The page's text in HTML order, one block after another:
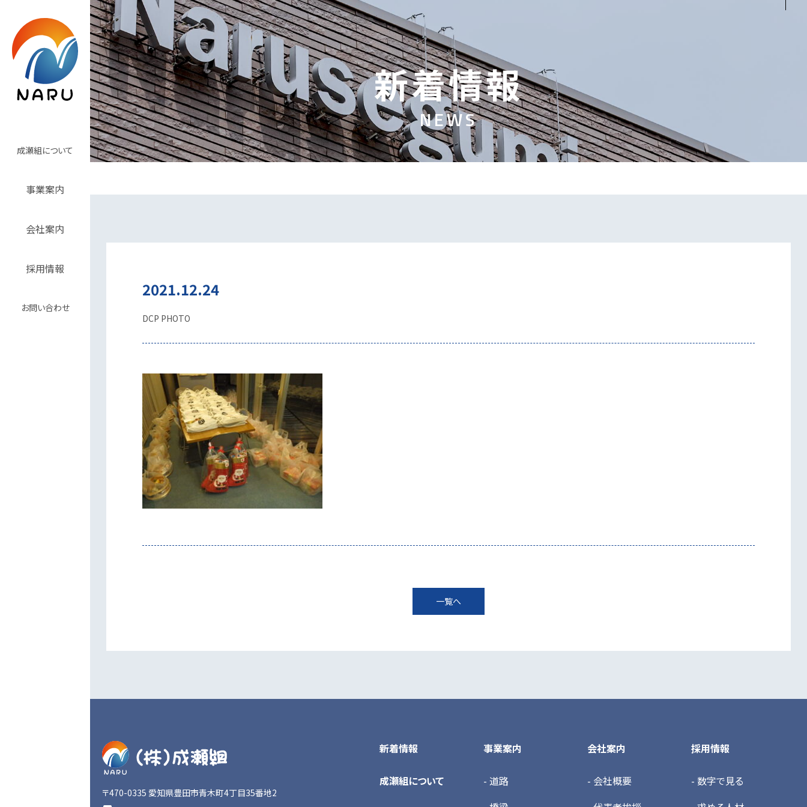
成瀬組について
事業案内
会社案内
採用情報
お問い合わせ
新着情報
NEWS
2021.12.24
DCP PHOTO
一覧へ
〒470-0335 愛知県豊田市青木町4丁目35番地2
新着情報
成瀬組について
事業案内
- 道路
会社案内
- 会社概要
採用情報
- 数字で見る